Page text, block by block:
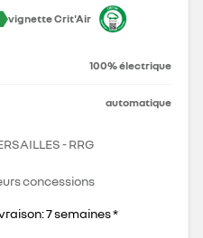
vignette Crit'Air
100% électrique
automatique
- RRG
concessions
7 semaines *